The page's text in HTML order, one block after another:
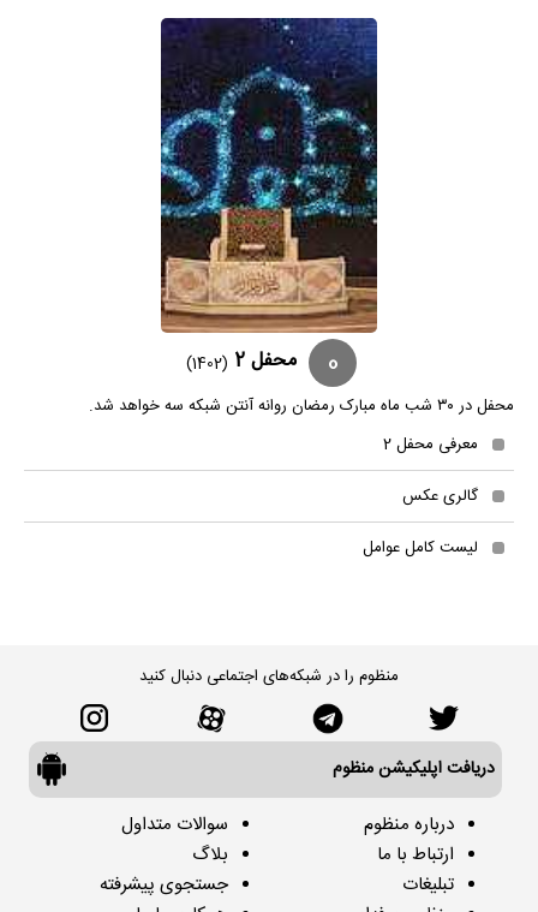
0 محفل 2
(1402)
محفل در ۳۰ شب ماه مبارک رمضان روانه آنتن شبکه سه خواهد شد.
معرفی محفل 2
گالری عکس
لیست کامل عوامل
منظوم را در شبکه‌های اجتماعی دنبال کنید
دریافت اپلیکیشن منظوم
درباره منظوم
ارتباط با ما
تبلیغات
سوالات متداول
بلاگ
جستجوی پیشرفته